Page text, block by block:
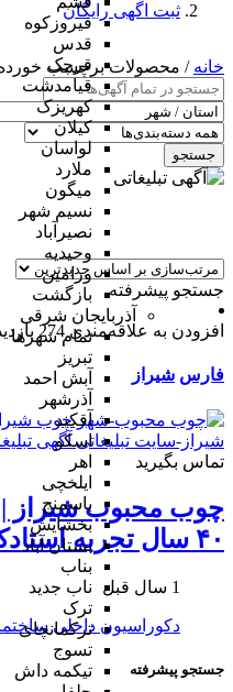
فیروزکوه
قدس
قرچک
قیامدشت
کهریزک
کیلان
لواسان
ملارد
میگون
نسیم شهر
نصیرآباد
وحیدیه
ورامین
بازگشت
آذربایجان شرقی
تمام شهر‌ها
تبریز
آبش احمد
آذرشهر
آقکند
اسکو
اهر
ایلخچی
باسمنج
بخشایش
بستان آباد
بناب
ناب جدید
ترک
ترکمانچای
تسوج
تیکمه داش
ثبت اگهی رایگان
خانه / محصولات برچسب خورده
جستجو
جستجو پیشرفته
افزودن به علاقه‌مندی 274 بازدید
فارس شیراز
تماس بگیرید
چوب محبوب شیراز |
۴۰ سال تجربه استادکار دهقانی
1 سال قبل
دکوراسیون داخلی
جستجو پیشرفته